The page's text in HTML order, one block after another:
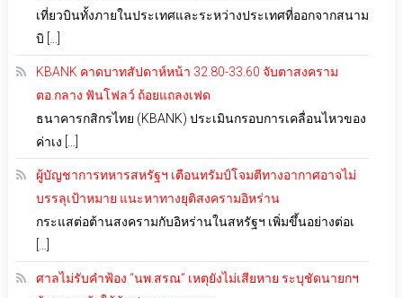
เที่ยวบินทั้งภายในประเทศและระหว่างประเทศที่ออกจากสนาม
บิ […]
KBANK คาดบาทสัปดาห์หน้า 32.80-33.60 จับตาสงคราม
ตอ.กลาง ฟันโฟลว์ ถ้อยแถลงเฟด
ธนาคารกสิกรไทย (KBANK) ประเมินกรอบการเคลื่อนไหวของ
ค่าเง […]
ผู้บัญชาการทหารสหรัฐฯ เตือนทรัมป์โจมตีทางอากาศอาจไม่
บรรลุเป้าหมาย แนะหาทางยุติสงครามอิหร่าน
กระแสต่อต้านสงครามกับอิหร่านในสหรัฐฯ เพิ่มขึ้นอย่างต่อเ
ศาลไม่รับคำฟ้อง “นพ.สรณ” เหตุยังไม่เสียหาย ระบุชัดนายกฯ